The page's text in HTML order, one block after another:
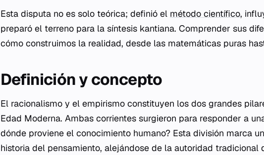
Esta disputa no es solo teórica; definió el método científico,
preparó el terreno para la síntesis kantiana. Comprender sus
cómo construimos la realidad, desde las matemáticas puras
Definición y concepto
El racionalismo y el empirismo constituyen los dos grandes
Edad Moderna. Ambas corrientes surgieron para responder a
dónde proviene el conocimiento humano? Esta división marca
historia del pensamiento, alejándose de la autoridad tradicional